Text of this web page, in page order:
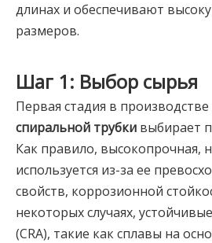
длинах и обеспечивают
размеров.
Шаг 1: Выбор сырья
Первая стадия в производстве
спиральной трубки выбирает
Как правило, высокопрочная,
используется из-за ее
свойств, коррозионной
некоторых случаях,
(CRA), такие как сплавы на